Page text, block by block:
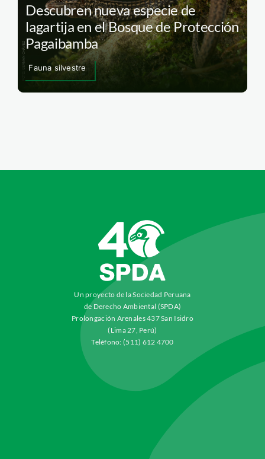
Descubren nueva especie de
lagartija en el Bosque de Protección
Pagaibamba
Fauna silvestre
Un proyecto de la Sociedad Peruana
de Derecho Ambiental (SPDA)
Prolongación Arenales 437 San Isidro
(Lima 27, Perú)
Teléfono: (511) 612 4700